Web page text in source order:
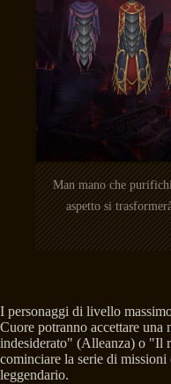
Man mano che
aspetto si
I personaggi di livello
Cuore potranno accettare
indesiderato" (Alleanza) o "Il
cominciare la serie di
leggendario.